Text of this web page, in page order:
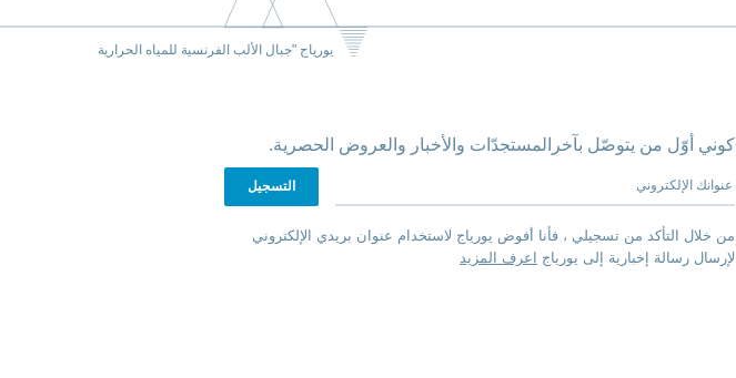
يورياج "جبال الألب الفرنسية للمياه الحرارية
كوني أوّل من يتوصّل بآخرالمستجدّات والأخبار والعروض الحصرية.
عنوانك الإلكتروني
من خلال التأكد من تسجيلي ، فأنا أفوض يورياج لاستخدام عنوان بريدي الإلكتروني
لإرسال رسالة إخبارية إلى يورياج
اعرف المزيد